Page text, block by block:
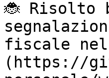
🐞 Risolto
fiscale nel
(https://